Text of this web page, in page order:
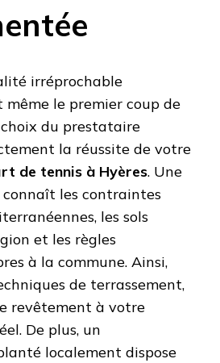
irréprochable
même le premier coup de
du prestataire
la réussite de votre
de tennis à Hyères. Une
les contraintes
les sols
et les règles
à la commune. Ainsi,
de terrassement,
revêtement à votre
De plus, un
localement dispose